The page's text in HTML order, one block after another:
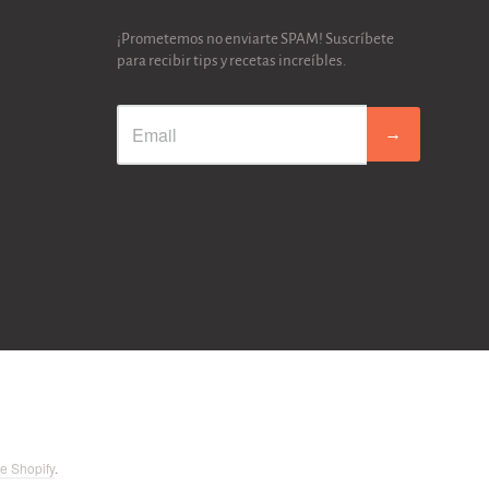
¡Prometemos no enviarte SPAM! Suscríbete
para recibir tips y recetas increíbles.
→
Shopify.